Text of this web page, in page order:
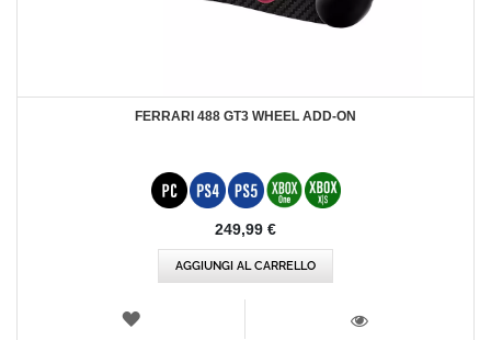
FERRARI 488 GT3 WHEEL ADD-ON
249,99 €
AGGIUNGI AL CARRELLO
LISTA